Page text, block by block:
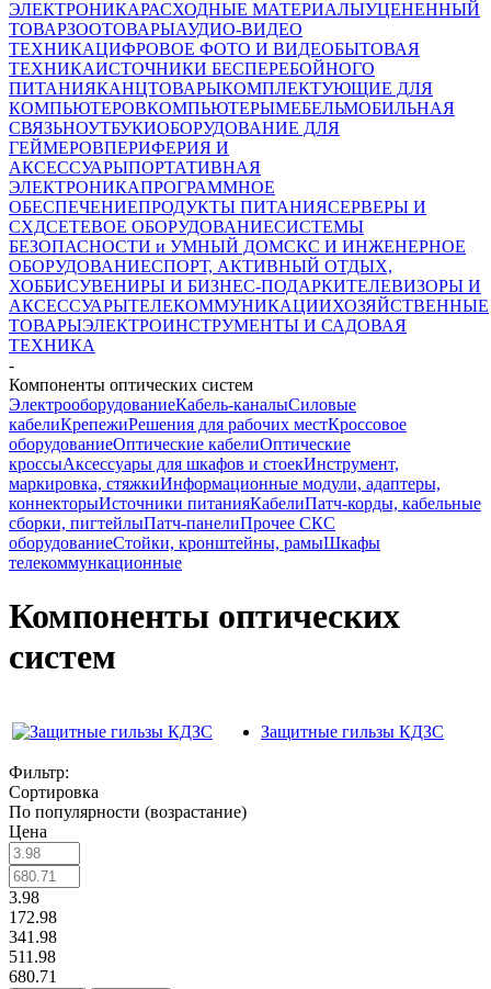
ЭЛЕКТРОНИКАРАСХОДНЫЕ МАТЕРИАЛЫУЦЕНЕННЫЙ
ТОВАРЗООТОВАРЫАУДИО-ВИДЕО
ТЕХНИКАЦИФРОВОЕ ФОТО И ВИДЕОБЫТОВАЯ
ТЕХНИКАИСТОЧНИКИ БЕСПЕРЕБОЙНОГО
ПИТАНИЯКАНЦТОВАРЫКОМПЛЕКТУЮЩИЕ ДЛЯ
КОМПЬЮТЕРОВКОМПЬЮТЕРЫМЕБЕЛЬМОБИЛЬНАЯ
СВЯЗЬНОУТБУКИОБОРУДОВАНИЕ ДЛЯ
ГЕЙМЕРОВПЕРИФЕРИЯ И
АКСЕССУАРЫПОРТАТИВНАЯ
ЭЛЕКТРОНИКАПРОГРАММНОЕ
ОБЕСПЕЧЕНИЕПРОДУКТЫ ПИТАНИЯСЕРВЕРЫ И
СХДСЕТЕВОЕ ОБОРУДОВАНИЕСИСТЕМЫ
БЕЗОПАСНОСТИ и УМНЫЙ ДОМСКС И ИНЖЕНЕРНОЕ
ОБОРУДОВАНИЕСПОРТ, АКТИВНЫЙ ОТДЫХ,
ХОББИСУВЕНИРЫ И БИЗНЕС-ПОДАРКИТЕЛЕВИЗОРЫ И
АКСЕССУАРЫТЕЛЕКОММУНИКАЦИИХОЗЯЙСТВЕННЫЕ
ТОВАРЫЭЛЕКТРОИНСТРУМЕНТЫ И САДОВАЯ
ТЕХНИКА
-
Компоненты оптических систем
ЭлектрооборудованиеКабель-каналыСиловые
кабелиКрепежиРешения для рабочих местКроссовое
оборудованиеОптические кабелиОптические
кроссыАксессуары для шкафов и стоекИнструмент,
маркировка, стяжкиИнформационные модули, адаптеры,
коннекторыИсточники питанияКабелиПатч-корды, кабельные
сборки, пигтейлыПатч-панелиПрочее СКС
оборудованиеСтойки, кронштейны, рамыШкафы
телекоммункационные
Компоненты оптических
систем
Защитные гильзы КДЗС
Фильтр:
Сортировка
По популярности (возрастание)
Цена
3.98
172.98
341.98
511.98
680.71